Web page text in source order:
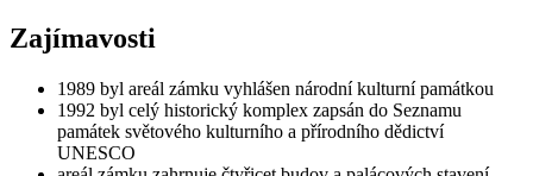
Zajímavosti
1989 byl areál zámku vyhlášen národní kulturní památkou
1992 byl celý historický komplex zapsán do Seznamu
památek světového kulturního a přírodního dědictví
UNESCO